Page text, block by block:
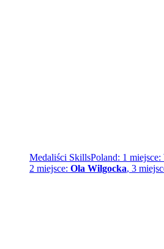
Medaliści SkillsPoland: 1 miejsce:
2 miejsce: Ola Wilgocka, 3